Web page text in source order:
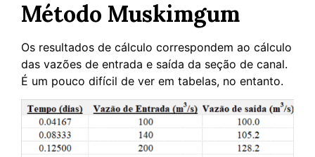
Método Muskimgum
Os resultados de cálculo correspondem ao cálculo
das vazões de entrada e saída da seção de canal.
É um pouco difícil de ver em tabelas, no entanto.